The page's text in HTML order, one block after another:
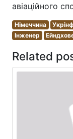
авіаційного
Німеччина
Інженер
Related